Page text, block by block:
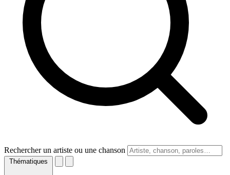
Rechercher un artiste ou une chanson
Thématiques